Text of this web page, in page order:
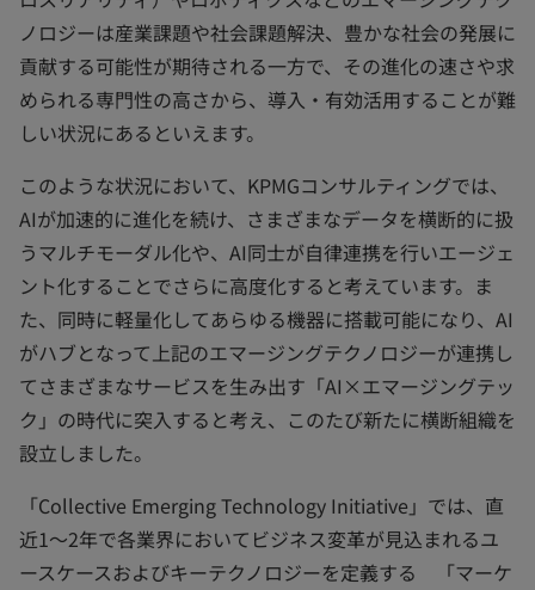
ノロジーは産業課題や社会課題解決、豊かな社会の発展に
貢献する可能性が期待される一方で、その進化の速さや求
められる専門性の高さから、導入・有効活用することが難
しい状況にあるといえます。
このような状況において、KPMGコンサルティングでは、
AIが加速的に進化を続け、さまざまなデータを横断的に扱
うマルチモーダル化や、AI同士が自律連携を行いエージェ
ント化することでさらに高度化すると考えています。ま
た、同時に軽量化してあらゆる機器に搭載可能になり、AI
がハブとなって上記のエマージングテクノロジーが連携し
てさまざまなサービスを生み出す「AI×エマージングテッ
ク」の時代に突入すると考え、このたび新たに横断組織を
設立しました。
「Collective Emerging Technology Initiative」では、直
近1～2年で各業界においてビジネス変革が見込まれるユ
ースケースおよびキーテクノロジーを定義する 「マーケ